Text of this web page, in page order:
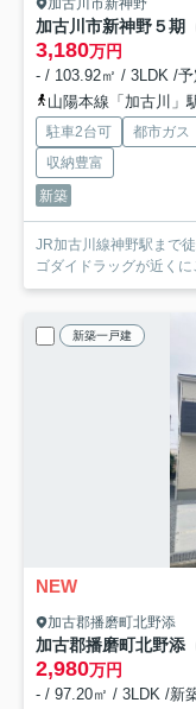
加古川市新神野５期
3,180万円
- / 103.92㎡ / 3LDK /予
山陽本線「加古川」
駐車2台可 都市ガス
収納豊富
新築
JR加古川線神野駅まで
ゴダイドラッグが近く
新築一戸建
NEW
加古郡播磨町北野添
加古郡播磨町北野添
2,980万円
- / 97.20㎡ / 3LDK /新